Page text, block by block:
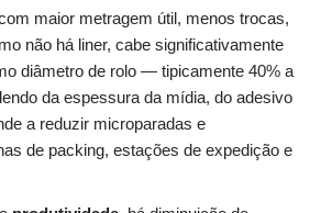
maior metragem útil, menos trocas,
não há liner, cabe significativamente
diâmetro de rolo — tipicamente 40% a
da espessura da mídia, do adesivo
a reduzir microparadas e
de packing, estações de expedição e